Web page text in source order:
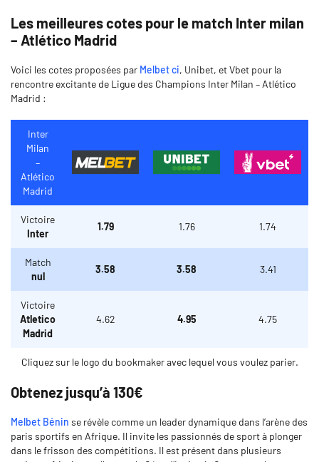
Les meilleures cotes pour le match Inter milan
– Atlético Madrid
Voici les cotes proposées par Melbet ci, Unibet, et Vbet pour la
rencontre excitante de Ligue des Champions Inter Milan – Atlético
Madrid :
Inter
Milan
–
Atlético
Madrid
Victoire
Inter
1.79 1.76 1.74
Match
nul
3.58 3.58 3.41
Victoire
Atletico
Madrid
4.62 4.95 4.75
Cliquez sur le logo du bookmaker avec lequel vous voulez parier.
Obtenez jusqu’à 130€
Melbet Bénin se révèle comme un leader dynamique dans l’arène des
paris sportifs en Afrique. Il invite les passionnés de sport à plonger
dans le frisson des compétitions. Il est présent dans plusieurs